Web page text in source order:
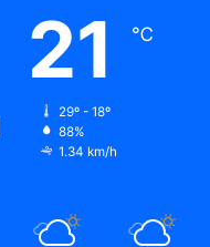
21 ℃
29º - 18º
88%
1.34 km/h